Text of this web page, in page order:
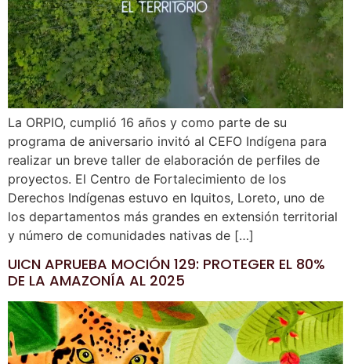
La ORPIO, cumplió 16 años y como parte de su
programa de aniversario invitó al CEFO Indígena para
realizar un breve taller de elaboración de perfiles de
proyectos. El Centro de Fortalecimiento de los
Derechos Indígenas estuvo en Iquitos, Loreto, uno de
los departamentos más grandes en extensión territorial
y número de comunidades nativas de […]
UICN APRUEBA MOCIÓN 129: PROTEGER EL 80%
DE LA AMAZONÍA AL 2025